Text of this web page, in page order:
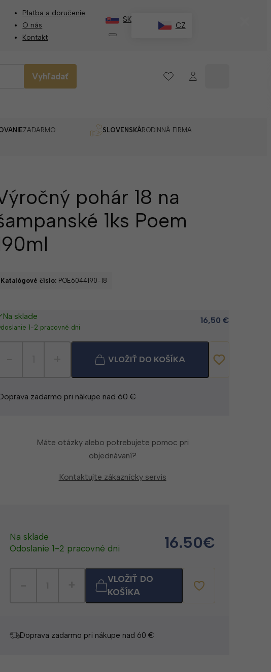
Platba a doručenie
O nás
Kontakt
SK
CZ
Vyhľadať
ZADARMO SLOVENSKÁRODINNÁ FIRMA
pohár 18 na
1ks Poem
Katalógové číslo: POE6044190-18
Na sklade
1-2 pracovné dni
16,50 €
VLOŽIŤ DO KOŠÍKA
zadarmo pri nákupe nad 60 €
Máte otázky alebo potrebujete pomoc pri
objednávaní?
Kontaktujte zákaznícky servis
Na sklade
Odoslanie 1-2 pracovné dni
16.50€
VLOŽIŤ DO
KOŠÍKA
Doprava zadarmo pri nákupe nad 60 €